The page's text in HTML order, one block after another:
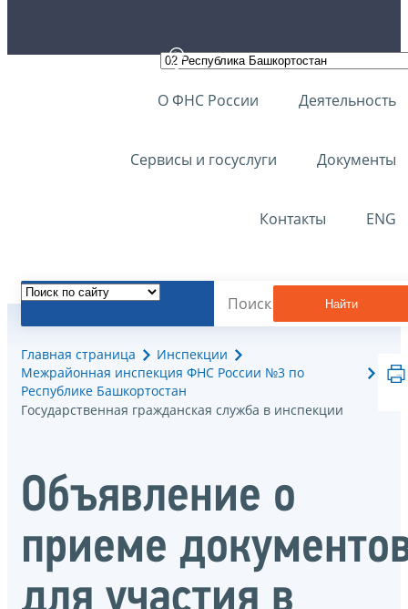
О ФНС России Деятельность
Сервисы и госуслуги Документы
Контакты ENG
Найти
Главная страница
Инспекции
Межрайонная инспекция ФНС России №3 по
Республике Башкортостан
Государственная гражданская служба в инспекции
Объявление о
приеме